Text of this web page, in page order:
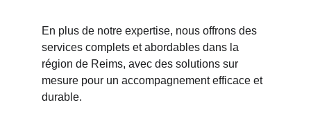
En plus de notre expertise, nous offrons des
services complets et abordables dans la
région de Reims, avec des solutions sur
mesure pour un accompagnement efficace et
durable.